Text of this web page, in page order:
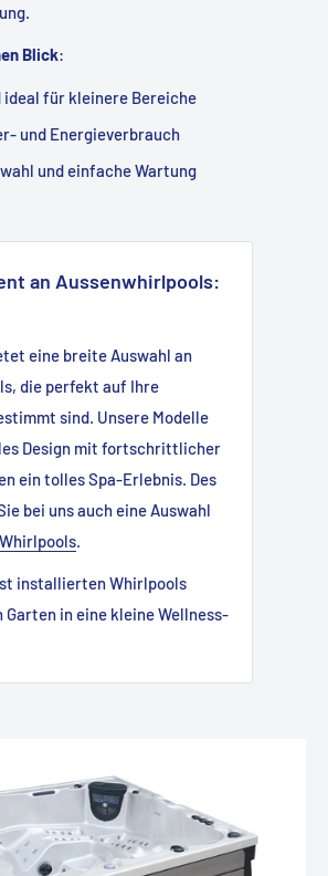
Blick:
ideal für kleinere Bereiche
und Energieverbrauch
und einfache Wartung
an Aussenwhirlpools:
eine breite Auswahl an
die perfekt auf Ihre
sind. Unsere Modelle
Design mit fortschrittlicher
ein tolles Spa-Erlebnis. Des
bei uns auch eine Auswahl
.
installierten Whirlpools
Garten in eine kleine Wellness-